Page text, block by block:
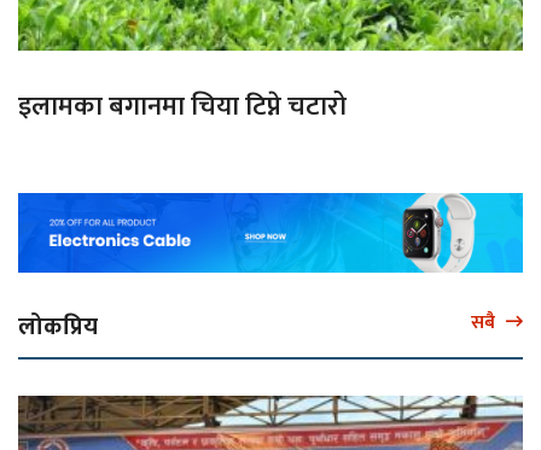
इलामका बगानमा चिया टिप्ने चटारो
लोकप्रिय सबै